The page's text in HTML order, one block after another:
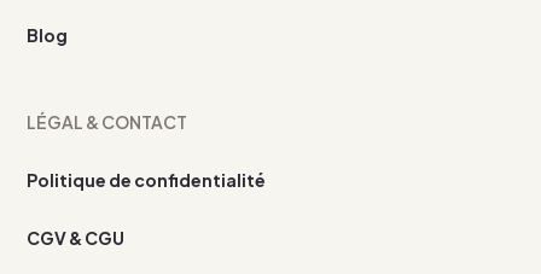
Blog
LÉGAL & CONTACT
Politique de confidentialité
CGV & CGU